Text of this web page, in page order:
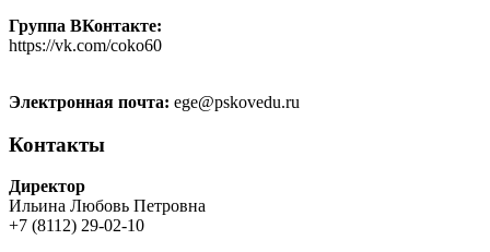
Группа ВКонтакте:
https://vk.com/coko60
Электронная почта: ege@pskovedu.ru
Контакты
Директор
Ильина Любовь Петровна
+7 (8112) 29-02-10